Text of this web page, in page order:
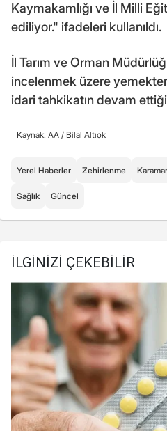
Kaymakamlığı ve İl Milli
ediliyor." ifadeleri kullanıldı.
İl Tarım ve Orman
incelenmek üzere
idari tahkikatın devam
Kaynak: AA / Bilal Altıok
Yerel Haberler Zehirlenme
Sağlık Güncel